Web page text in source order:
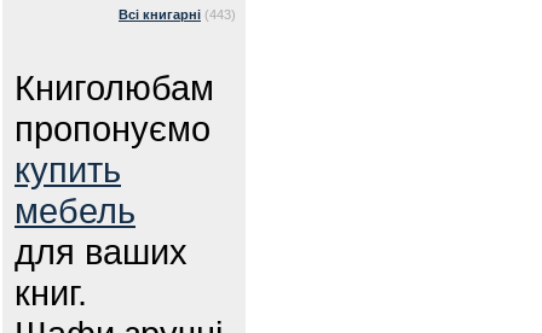
Всі книгарні (443)
Книголюбам
пропонуємо
купить
мебель
для ваших
книг.